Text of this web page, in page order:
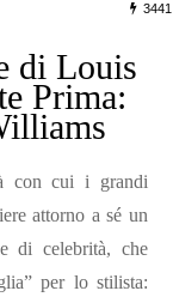
3441
di Louis
Prima:
con cui i grandi
attorno a sé un
di celebrità, che
per lo stilista: